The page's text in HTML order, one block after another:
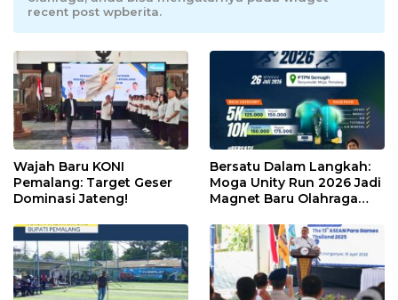
recent post wpberita.
Wajah Baru KONI
Pemalang: Target Geser
Dominasi Jateng!
Bersatu Dalam Langkah:
Moga Unity Run 2026 Jadi
Magnet Baru Olahraga